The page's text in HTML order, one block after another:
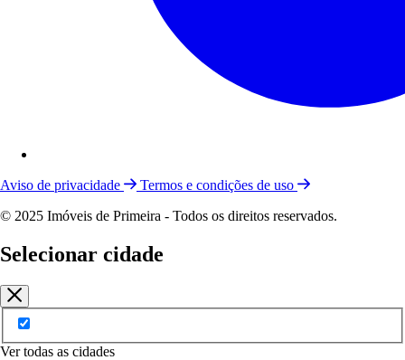
Aviso de privacidade
Termos e condições de uso
© 2025 Imóveis de Primeira - Todos os direitos reservados.
Selecionar cidade
Ver todas as cidades